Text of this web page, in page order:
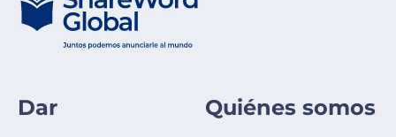
Dar Quiénes somos